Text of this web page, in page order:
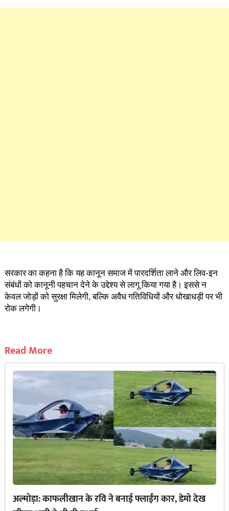
सरकार का कहना है कि यह कानून समाज में पारदर्शिता लाने और लिव-इन
संबंधों को कानूनी पहचान देने के उद्देश्य से लागू किया गया है। इससे न
केवल जोड़ों को सुरक्षा मिलेगी, बल्कि अवैध गतिविधियों और धोखाधड़ी पर भी
रोक लगेगी।
Read More
अल्मोड़ा: काफलीखान के रवि ने बनाई फ्लाईंग कार, डेमो देख